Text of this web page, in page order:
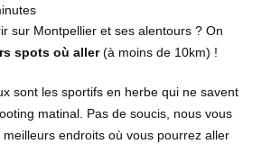
sur Montpellier et ses alentours ? On
spots où aller(à moins de 10km) !
sont les sportifs en herbe qui ne savent
matinal. Pas de soucis, nous vous
endroits où vous pourrez aller